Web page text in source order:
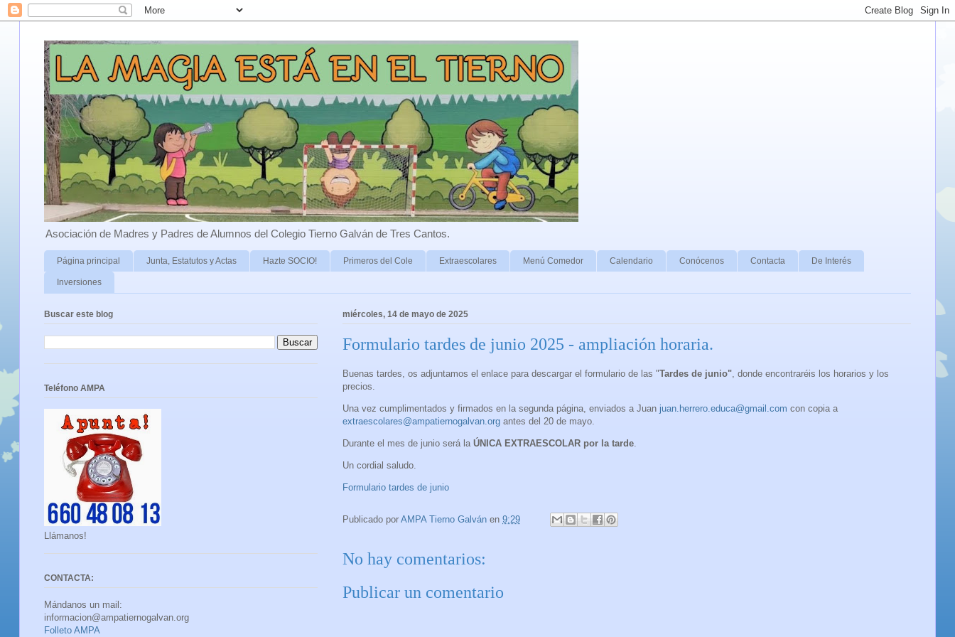
Asociación de Madres y Padres de Alumnos del Colegio Tierno Galván de Tres Cantos.
Página principal Junta, Estatutos y Actas Hazte SOCIO! Primeros del Cole Extraescolares Menú Comedor Calendario Conócenos Contacta De Interés
Inversiones
miércoles, 14 de mayo de 2025
Formulario tardes de junio 2025 - ampliación horaria.
Buenas tardes, os adjuntamos el enlace para descargar el formulario de las "Tardes de junio", donde encontraréis los horarios y los
precios.
Una vez cumplimentados y firmados en la segunda página, enviados a Juan juan.herrero.educa@gmail.com con copia a
extraescolares@ampatiernogalvan.org antes del 20 de mayo.
Durante el mes de junio será la ÚNICA EXTRAESCOLAR por la tarde.
Un cordial saludo.
Formulario tardes de junio
Publicado por AMPA Tierno Galván en 9:29
No hay comentarios:
Publicar un comentario
Buscar este blog
Teléfono AMPA
Llámanos!
CONTACTA:
Mándanos un mail:
informacion@ampatiernogalvan.org
Folleto AMPA